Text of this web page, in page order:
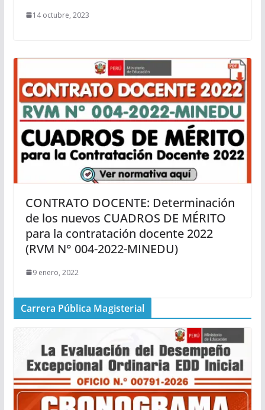
14 octubre, 2023
CONTRATO DOCENTE: Determinación
de los nuevos CUADROS DE MÉRITO
para la contratación docente 2022
(RVM N° 004-2022-MINEDU)
9 enero, 2022
Carrera Pública Magisterial